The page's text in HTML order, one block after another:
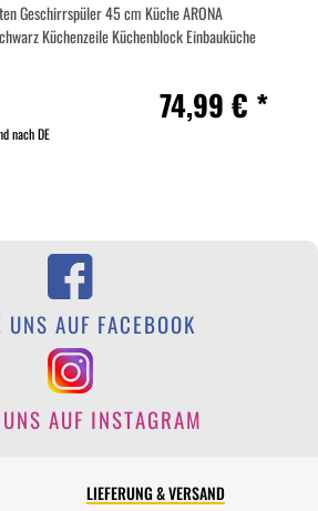
Geschirrspüler 45 cm Küche ARONA
Küchenzeile Küchenblock Einbauküche
74,99 € *
nach DE
UNS AUF FACEBOOK
AUF INSTAGRAM
LIEFERUNG & VERSAND